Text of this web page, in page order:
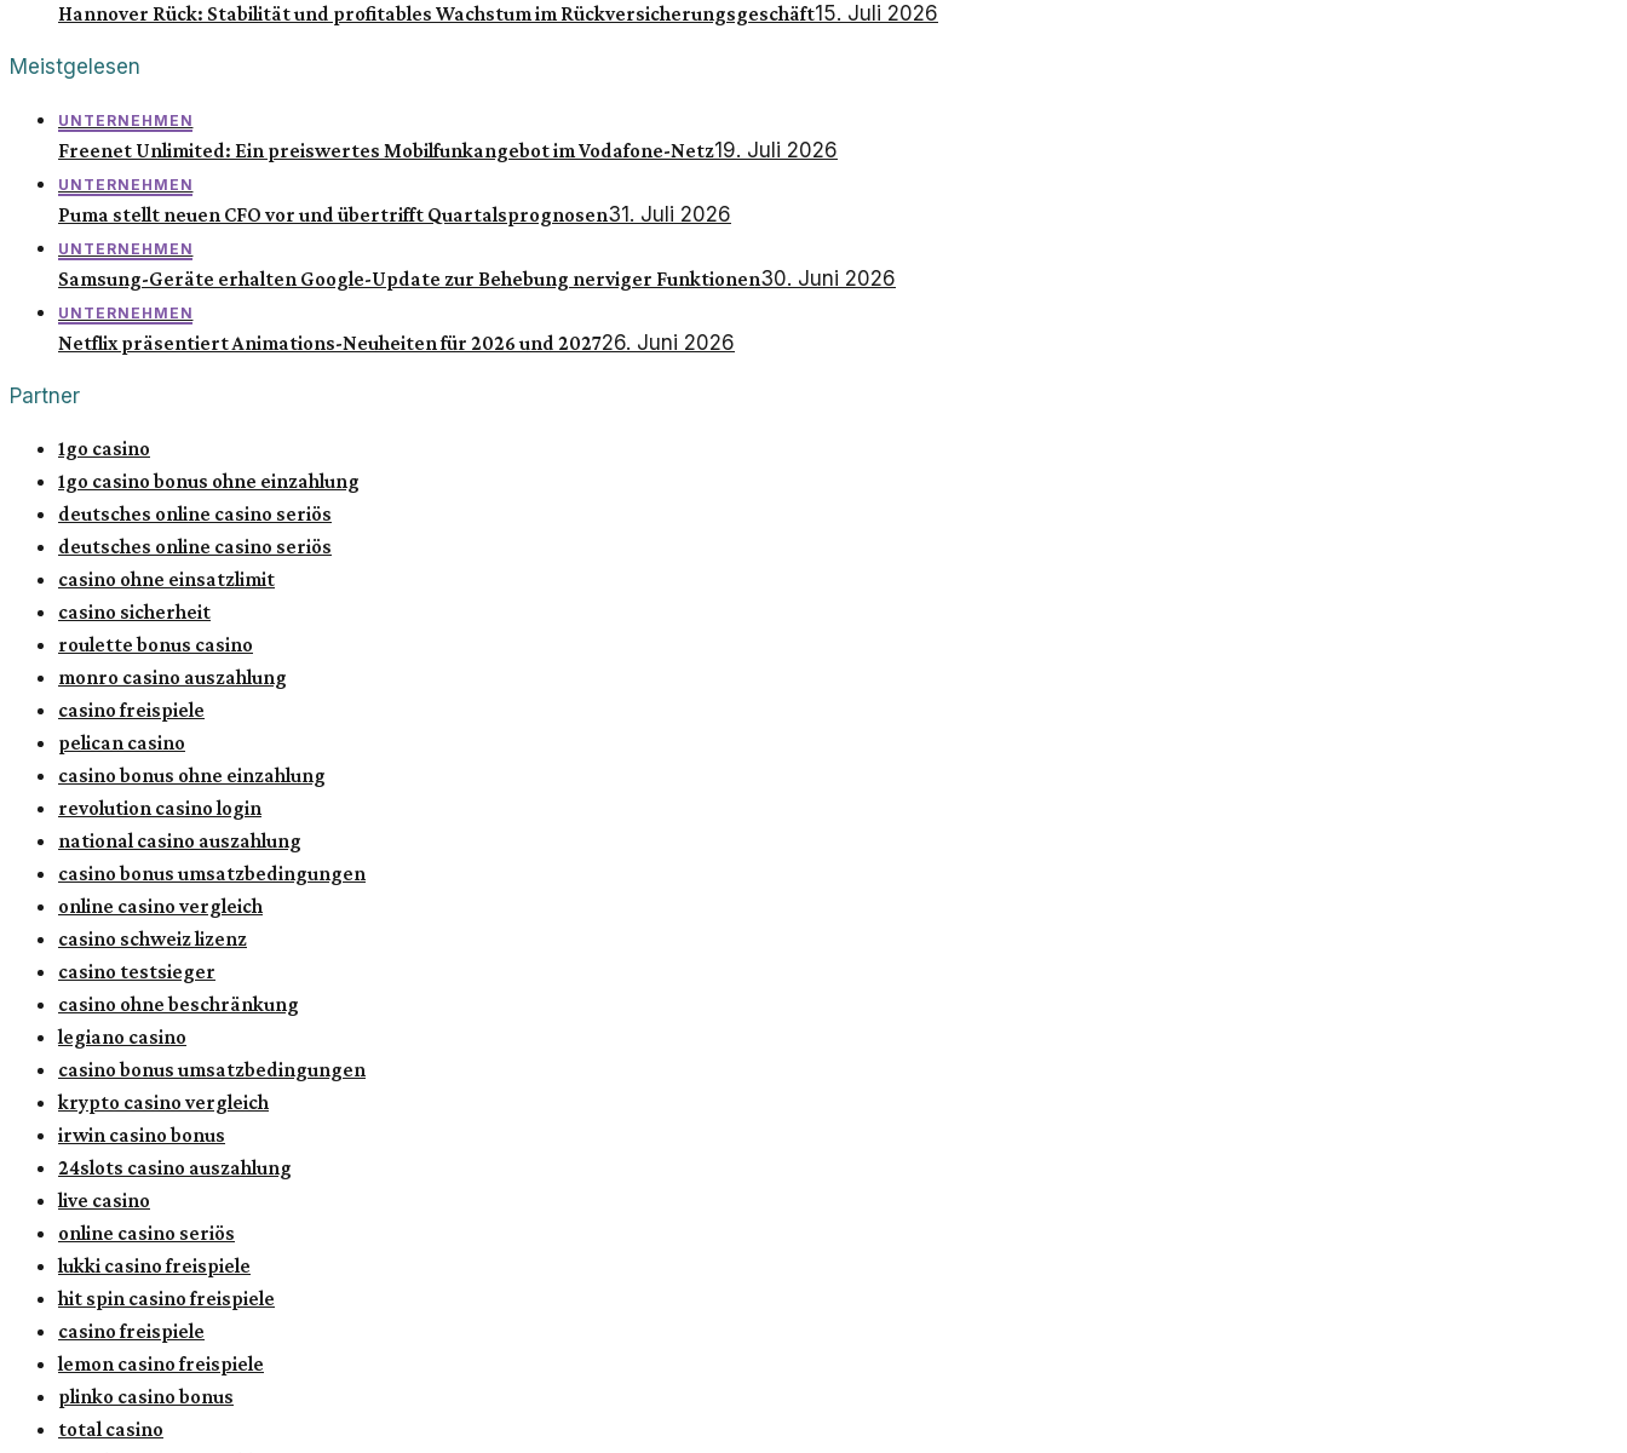
Hannover Rück: Stabilität und profitables Wachstum im Rückversicherungsgeschäft15. Juli 2026
Meistgelesen
UNTERNEHMEN
Freenet Unlimited: Ein preiswertes Mobilfunkangebot im Vodafone-Netz19. Juli 2026
UNTERNEHMEN
Puma stellt neuen CFO vor und übertrifft Quartalsprognosen31. Juli 2026
UNTERNEHMEN
Samsung-Geräte erhalten Google-Update zur Behebung nerviger Funktionen30. Juni 2026
UNTERNEHMEN
Netflix präsentiert Animations-Neuheiten für 2026 und 202726. Juni 2026
Partner
1go casino
1go casino bonus ohne einzahlung
deutsches online casino seriös
deutsches online casino seriös
casino ohne einsatzlimit
casino sicherheit
roulette bonus casino
monro casino auszahlung
casino freispiele
pelican casino
casino bonus ohne einzahlung
revolution casino login
national casino auszahlung
casino bonus umsatzbedingungen
online casino vergleich
casino schweiz lizenz
casino testsieger
casino ohne beschränkung
legiano casino
casino bonus umsatzbedingungen
krypto casino vergleich
irwin casino bonus
24slots casino auszahlung
live casino
online casino seriös
lukki casino freispiele
hit spin casino freispiele
casino freispiele
lemon casino freispiele
plinko casino bonus
total casino